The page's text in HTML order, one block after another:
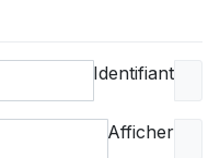
Identifiant
Afficher